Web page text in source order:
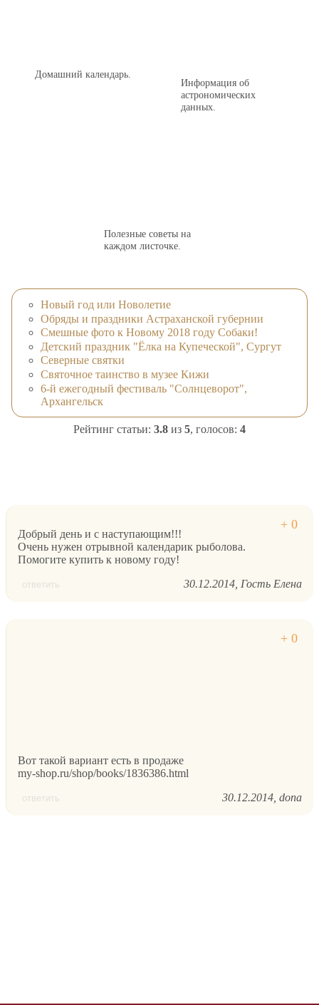
Домашний календарь.
Информация об
астрономических
данных.
Полезные советы на
каждом листочке.
Новый год или Новолетие
Обряды и праздники Астраханской губернии
Смешные фото к Новому 2018 году Собаки!
Детский праздник "Ёлка на Купеческой", Сургут
Северные святки
Святочное таинство в музее Кижи
6-й ежегодный фестиваль "Солнцеворот",
Архангельск
Рейтинг статьи: 3.8 из 5, голосов: 4
Добрый день и с наступающим!!!
Очень нужен отрывной календарик рыболова.
Помогите купить к новому году!
ответить 30.12.2014 Гость Елена
Вот такой вариант есть в продаже
my-shop.ru/shop/books/1836386.html
ответить 30.12.2014 dona